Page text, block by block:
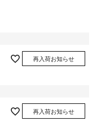
再入荷お知らせ
再入荷お知らせ